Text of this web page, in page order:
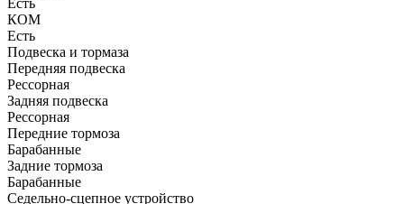
КОМ
Есть
Подвеска и тормаза
Передняя подвеска
Рессорная
Задняя подвеска
Рессорная
Передние тормоза
Барабанные
Задние тормоза
Барабанные
Седельно-сцепное устройство